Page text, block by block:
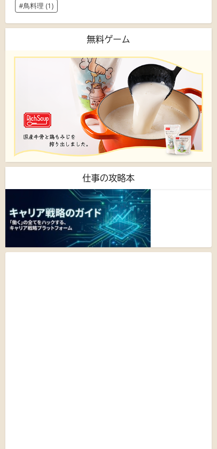
鳥料理 (1)
無料ゲーム
仕事の攻略本